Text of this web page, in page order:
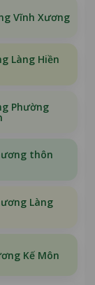
Vĩnh Xương
Làng Hiền
Phường
thôn
Làng
Kế Môn